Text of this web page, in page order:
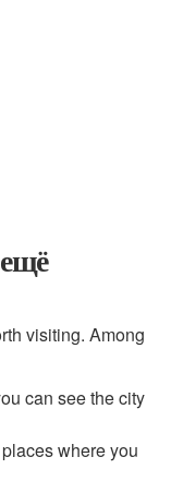
visiting. Among
can see the city
where you